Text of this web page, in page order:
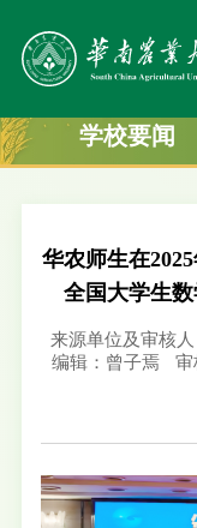
学校要闻
华农师生在
全国大学生
来源单位及审核
编辑：曾子焉
审